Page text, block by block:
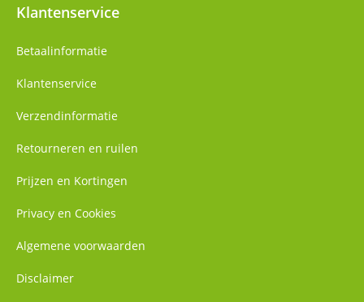
Klantenservice
Betaalinformatie
Klantenservice
Verzendinformatie
Retourneren en ruilen
Prijzen en Kortingen
Privacy en Cookies
Algemene voorwaarden
Disclaimer